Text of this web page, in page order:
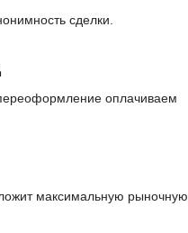
сделки.
оплачиваем
максимальную рыночную